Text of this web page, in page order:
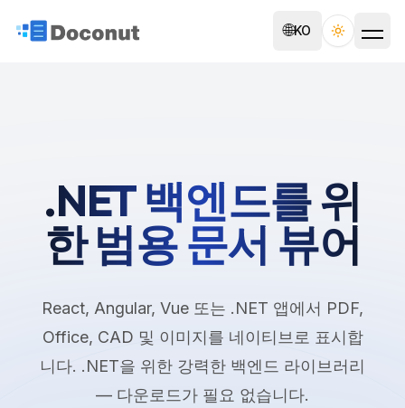
🌐KO Toggle
.NET 백엔드를 위
한 범용 문서 뷰어
React, Angular, Vue 또는 .NET 앱에서 PDF,
Office, CAD 및 이미지를 네이티브로 표시합
니다. .NET을 위한 강력한 백엔드 라이브러리
— 다운로드가 필요 없습니다.